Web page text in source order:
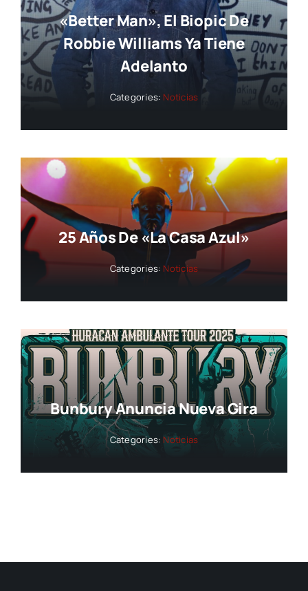
«Better Man», El Biopic De
Robbie Williams Ya Tiene
Adelanto
Categories: Noticias
25 Años De «La Casa Azul»
Categories: Noticias
Bunbury Anuncia Nueva Gira
Categories: Noticias